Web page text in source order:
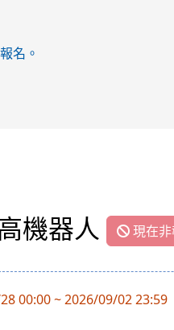
名。
機器人 現在
00:00 ~ 2026/09/02 23:59